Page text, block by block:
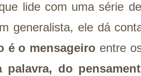
lide com uma série
generalista, ele dá
é o mensageiro entre
palavra, do